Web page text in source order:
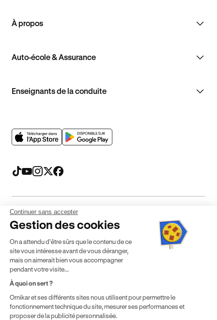
À propos
Auto-école & Assurance
Enseignants de la conduite
Mentions légales CGV CGU Politique de confidentialité
* Détail des conditions de nos offres
localisation géographique et du type de formules que vous
achetez comme détaillé dans nosConditions Générales de
Vente.
Continuer sans accepter
Gestion des cookies
On a attendu d'être sûrs que le contenu de ce
site vous intéresse avant de vous déranger,
mais on aimerait bien vous accompagner
pendant votre visite...
À quoi on sert ?
Ornikar et ses différents sites nous utilisent pour permettre le
fonctionnement technique du site, mesurer ses performances et
proposer de la publicité personnalisée.